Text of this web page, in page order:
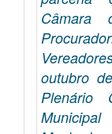
Câmara
outubro
Plenário